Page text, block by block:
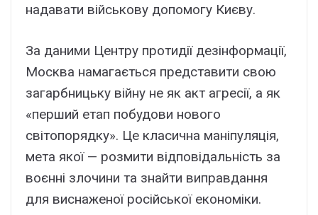
надавати військову допомогу Києву.
За даними Центру протидії дезінформації,
Москва намагається представити свою
загарбницьку війну не як акт агресії, а як
«перший етап побудови нового
світопорядку». Це класична маніпуляція,
мета якої — розмити відповідальність за
воєнні злочини та знайти виправдання
для виснаженої російської економіки.